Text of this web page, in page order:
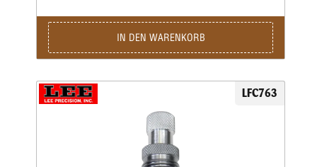
sichern.Der Crimp entspricht dem einer Fabrikpatrone.Bei
zylindrischen Faustfeuerwaffenhülsen wird der Hülsenmund
entweder über einen Tapercrimp für Pistolenpatronen oder
einen Rollcrimp bei Revolverpatronen gecrimpt.Ein
zusätzlicher Hartmetall-Kalibrierring glättet anschließend
aufgeworfenes Material.Der Geschosssitz ist deutlich fester,
als bei anderen Crimpmatrizen.Selbst bei stärksten
Magnum-Revolverladungen werden die Geschosse sicher in
IN DEN WARENKORB
LFC763